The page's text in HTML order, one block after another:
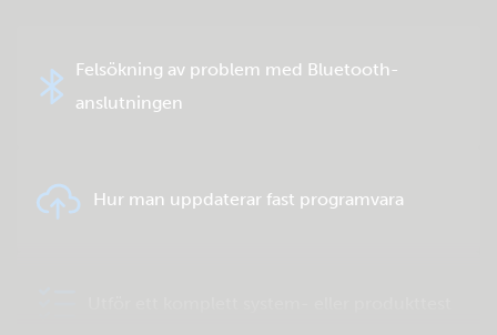
Felsökning av problem med Bluetooth-
anslutningen
Hur man uppdaterar fast programvara